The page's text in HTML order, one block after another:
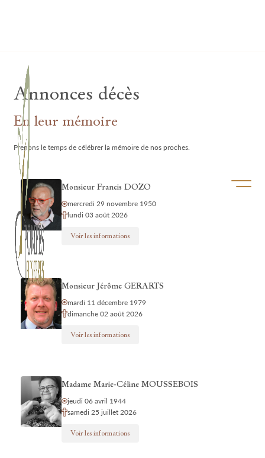
Ouvrir/
Annonces décès
En leur mémoire
Prenons le temps de célébrer la mémoire de nos proches.
Monsieur Francis DOZO
mercredi 29 novembre 1950
lundi 03 août 2026
Voir les informations
Monsieur Jérôme GERARTS
mardi 11 décembre 1979
dimanche 02 août 2026
Voir les informations
Madame Marie-Céline MOUSSEBOIS
jeudi 06 avril 1944
samedi 25 juillet 2026
Voir les informations